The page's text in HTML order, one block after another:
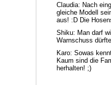
Claudia: Nach
gleiche Modell
aus! :D Die
Shiku: Man darf
Warnschuss
Karo: Sowas
Kaum sind die
herhalten! ;)